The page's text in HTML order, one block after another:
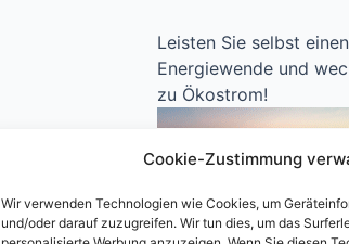
Cookie-Zustimmung
Wir verwenden Technologien wie Cookies, um
und/oder darauf zuzugreifen. Wir tun dies, um das
Leisten Sie selbst
Energiewende und
zu Ökostrom!